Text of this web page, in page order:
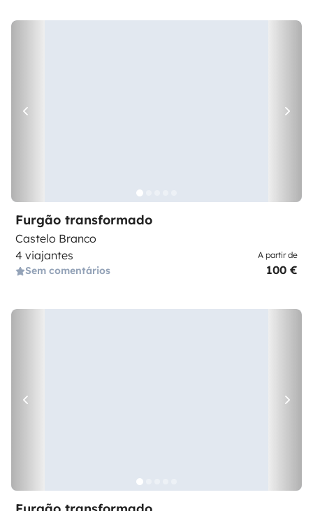
Furgão transformado
Castelo Branco
4 viajantes
Sem comentários
A partir de
100 €